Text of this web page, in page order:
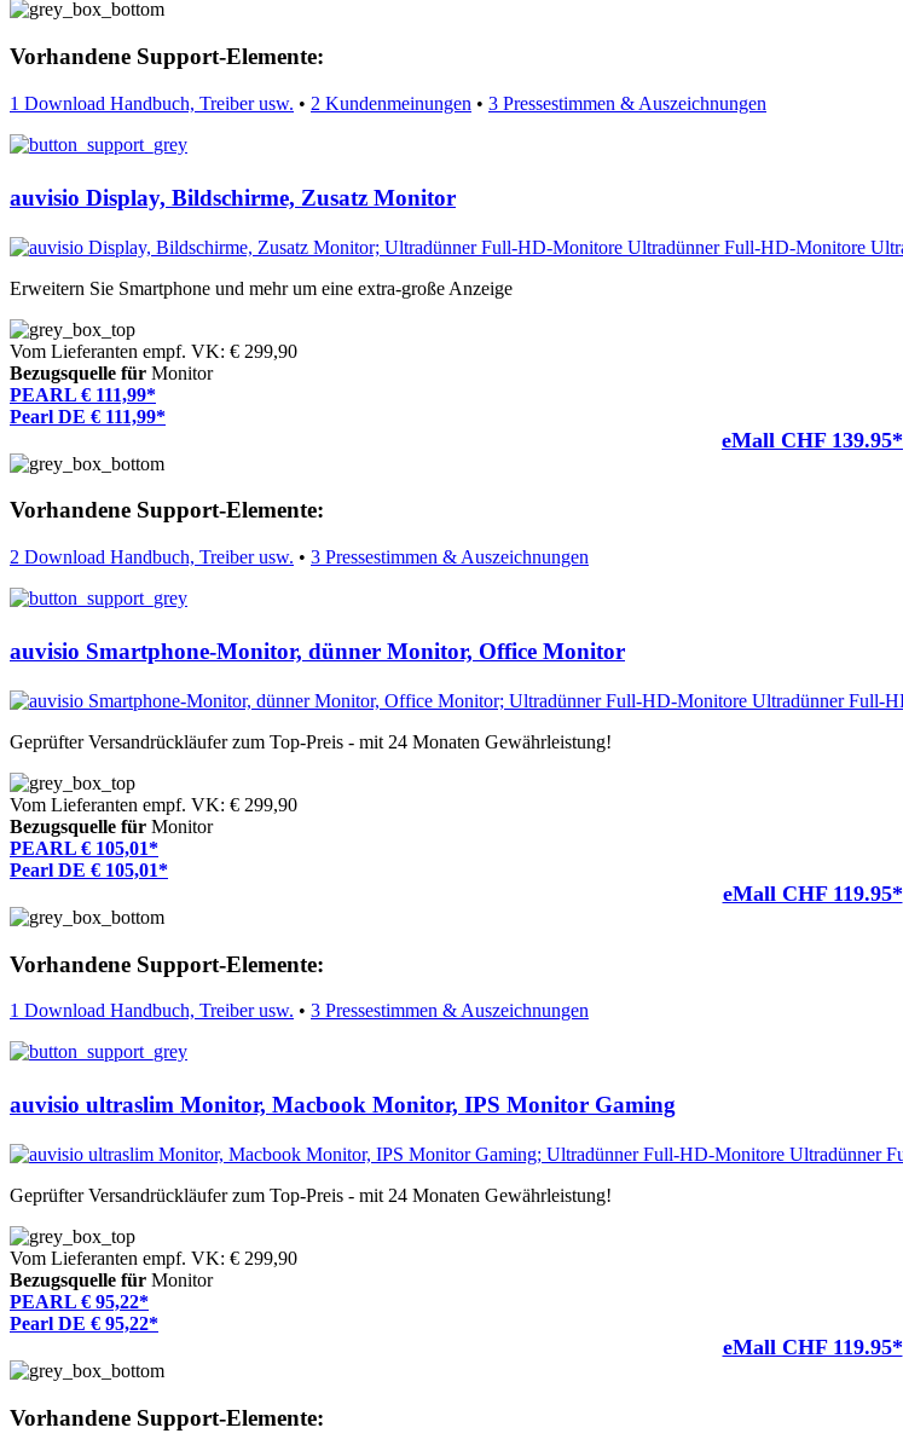
Vorhandene Support-Elemente:
1 Download Handbuch, Treiber usw. • 2 Kundenmeinungen • 3 Pressestimmen & Auszeichnungen
auvisio Display, Bildschirme, Zusatz Monitor
Erweitern Sie Smartphone und mehr um eine extra-große Anzeige
Vom Lieferanten empf. VK: € 299,90
Bezugsquelle für Monitor
PEARL € 111,99*
Pearl DE € 111,99*
eMall CHF 139.95*
Vorhandene Support-Elemente:
2 Download Handbuch, Treiber usw. • 3 Pressestimmen & Auszeichnungen
auvisio Smartphone-Monitor, dünner Monitor, Office Monitor
Geprüfter Versandrückläufer zum Top-Preis - mit 24 Monaten Gewährleistung!
Vom Lieferanten empf. VK: € 299,90
Bezugsquelle für Monitor
PEARL € 105,01*
Pearl DE € 105,01*
eMall CHF 119.95*
Vorhandene Support-Elemente:
1 Download Handbuch, Treiber usw. • 3 Pressestimmen & Auszeichnungen
auvisio ultraslim Monitor, Macbook Monitor, IPS Monitor Gaming
Geprüfter Versandrückläufer zum Top-Preis - mit 24 Monaten Gewährleistung!
Vom Lieferanten empf. VK: € 299,90
Bezugsquelle für Monitor
PEARL € 95,22*
Pearl DE € 95,22*
eMall CHF 119.95*
Vorhandene Support-Elemente: